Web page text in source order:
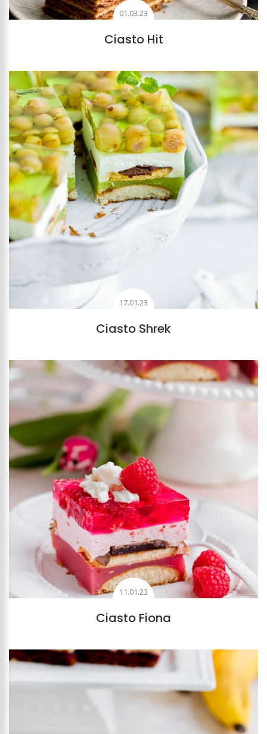
01.03.23
Ciasto Hit
17.01.23
Ciasto Shrek
11.01.23
Ciasto Fiona